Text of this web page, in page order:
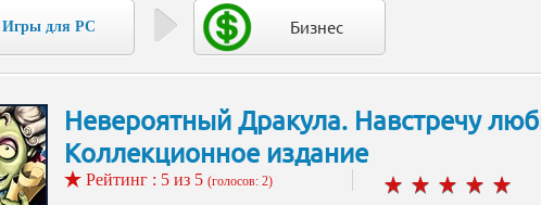
Игры для PC Бизнес
Невероятный Дракула. Навстречу
Коллекционное издание
Рейтинг : 5 из 5 (голосов: 2)